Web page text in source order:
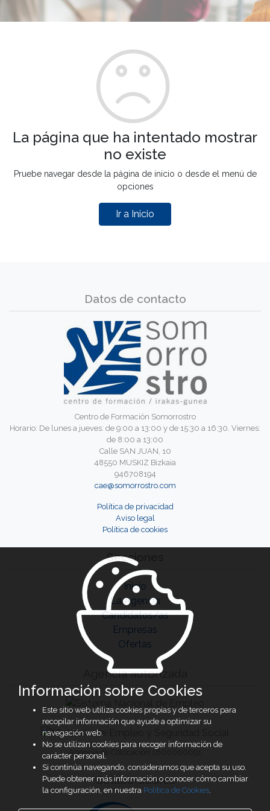
La página que ha intentado mostrar
no existe
Pruebe navegar desde la página de inicio o desde el menú de
opciones
Ir a Inicio
Datos de contacto
Centro de Formación Somorrostro
Horario: De lunes a jueves: de 9:00 a 13:00 y de 15:30 a 16:30. Viernes:
de 8:00 a 13:00
Calle SAN JUAN, 10
48550 MUSKIZ Bizkaia
946708194
cae@somorrostro.com
Política de privacidad
Aviso legal
Política de cookies
Secciones
Inicio
La Agencia
Candidatos/as
Empresas
Ofertas
Agencia autorizada
Agencia de Colocación 1600000091
Colaboradores
Información sobre Cookies
Este sitio web utiliza cookies propias y de terceros para
recopilar información que ayude a optimizar su
navegación web.
No se utilizan cookies para recoger información de
carácter personal.
Si continúa navegando, consideramos que acepta su uso.
Puede obtener más información o conocer cómo cambiar
la configuración, en nuestra Política de Cookies.